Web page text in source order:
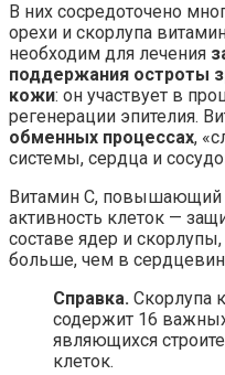
В них сосредоточено
орехи и скорлупа
необходим для лечения
поддержания остроты
кожи: он участвует в
регенерации эпителия.
обменных процессах,
системы, сердца и
Витамин С, повышающий
активность клеток —
составе ядер и
больше, чем в
Справка. Скорлупа
содержит 16
являющихся
клеток.